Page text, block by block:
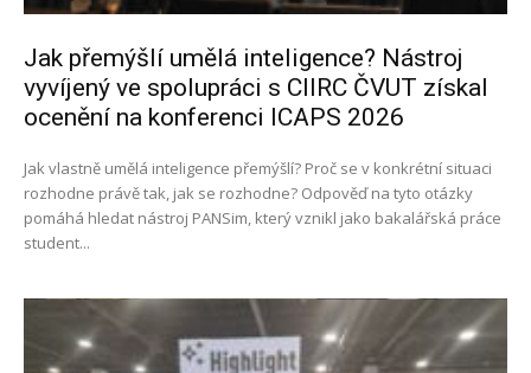
Jak přemýšlí umělá inteligence? Nástroj
vyvíjený ve spolupráci s CIIRC ČVUT získal
ocenění na konferenci ICAPS 2026
Jak vlastně umělá inteligence přemýšlí? Proč se v konkrétní situaci
rozhodne právě tak, jak se rozhodne? Odpověď na tyto otázky
pomáhá hledat nástroj PANSim, který vznikl jako bakalářská práce
student...